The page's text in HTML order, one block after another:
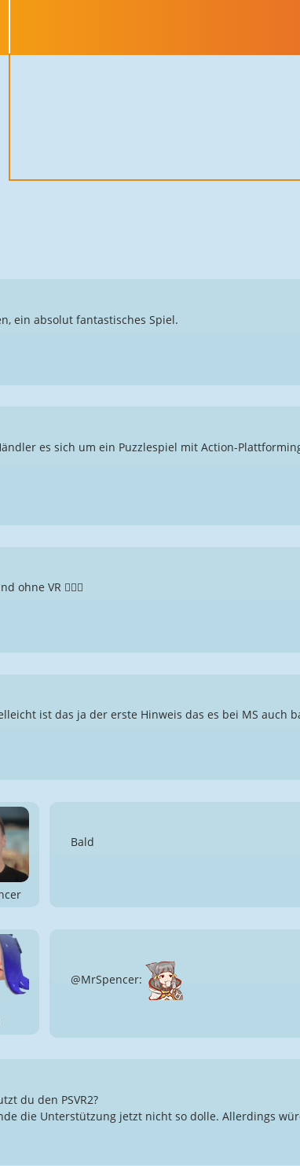
ein absolut fantastisches Spiel.
es sich um ein Puzzlespiel mit Action-
ohne VR 🤷🏻‍♂️
ist das ja der erste Hinweis das es bei MS auch
Bald
@MrSpencer:
du den PSVR2?
die Unterstützung jetzt nicht so dolle. Allerdings